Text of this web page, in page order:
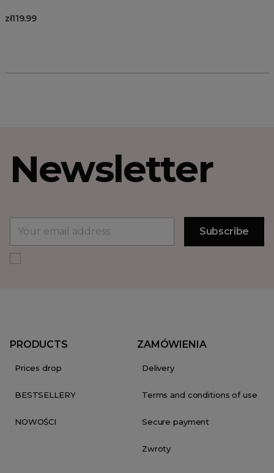
zł119.99
Newsletter
PRODUCTS
Prices drop
BESTSELLERY
NOWOŚCI
ZAMÓWIENIA
Delivery
Terms and conditions of use
Secure payment
Zwroty